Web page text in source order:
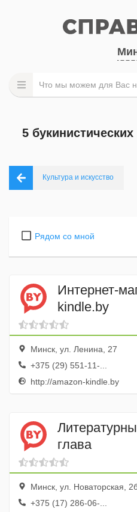
5
Культура и искусство
Рядом со мной
Интернет-
kindle.by
Минск, ул. Ленина, 27
+375 (29) 551-11-...
http://amazon-kindle.by
глава
Минск, ул. Новаторская,
+375 (17) 286-06-...